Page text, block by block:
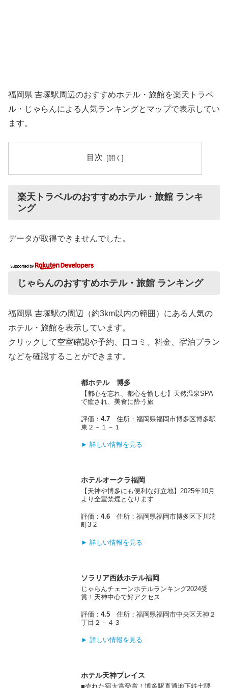
福岡県 吉塚駅周辺のおすすめホテル・旅館を楽天トラベ
ル・じゃらんによる人気ランキングとマップで表示してい
ます。
目次
楽天トラベルのおすすめホテル・旅館 ランキ
ング
データが取得できませんでした。
じゃらんのおすすめホテル・旅館 ランキング
福岡県 吉塚駅の周辺（約3km以内の範囲）にある人気の
ホテル・旅館を表示しています。
クリックして空室確認や予約、口コミ、料金、宿泊プラン
などを確認することができます。
都ホテル 博多
【都心を忘れ、都心を愉しむ】天然温泉SPA
で癒され、美食に酔う旅
評価：4.7 住所：福岡県福岡市博多区博多駅
東２－１－１
► 詳しい情報を見る
ホテルオークラ福岡
【天神や博多にも便利な好立地】2025年10月
より全室禁煙となります
評価：4.6 住所：福岡県福岡市博多区下川端
町3-2
► 詳しい情報を見る
ソラリア西鉄ホテル福岡
じゃらんチェーンホテルランキング2024受
賞！天神中心で好アクセス
評価：4.5 住所：福岡県福岡市中央区天神２
丁目２－４３
► 詳しい情報を見る
ホテル天神プレイス
■売れた宿大賞受賞！博多駅直通地下鉄七隈